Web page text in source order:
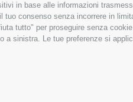
in base alle informazioni
tuo consenso senza incorrere in
tutto" per proseguire senza
a sinistra. Le tue preferenze si
Rovigo e
- Confagricoltura Rovigo